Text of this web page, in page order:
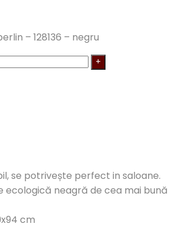
– 128136 – negru
se potrivește perfect in saloane.
ecologică neagră de cea mai bună
cm